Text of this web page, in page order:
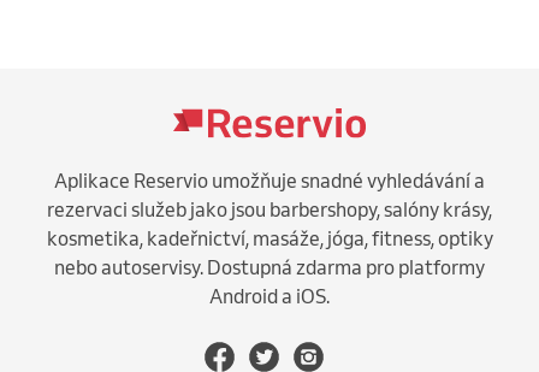
Aplikace Reservio umožňuje snadné vyhledávání a
rezervaci služeb jako jsou barbershopy, salóny krásy,
kosmetika, kadeřnictví, masáže, jóga, fitness, optiky
nebo autoservisy. Dostupná zdarma pro platformy
Android a iOS.